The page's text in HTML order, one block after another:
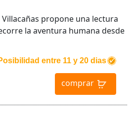
entre 11 y 20 dias
comprar
Villacañas propone una lectura
la aventura humana desde